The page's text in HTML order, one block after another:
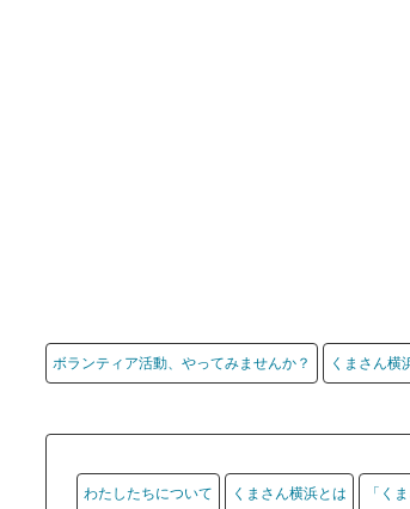
ボランティア活動、やってみませんか？ くまさん横
わたしたちについて くまさん横浜とは 「く